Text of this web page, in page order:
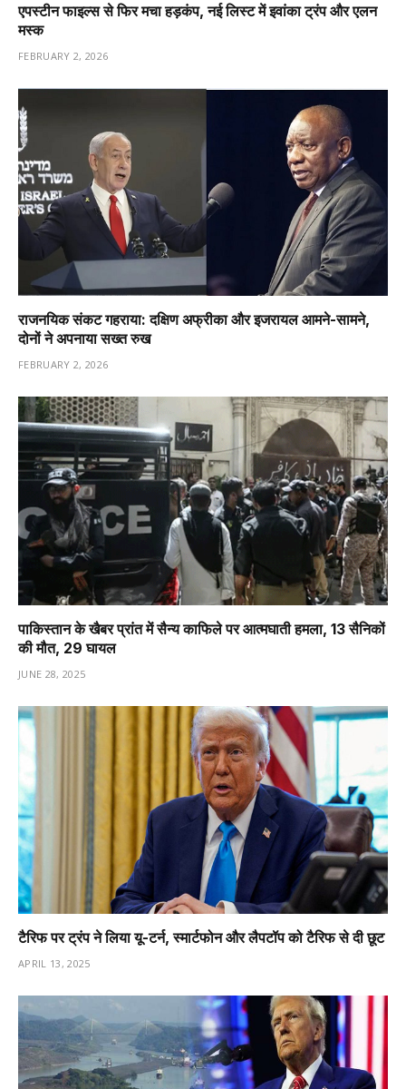
एपस्टीन फाइल्स से फिर मचा हड़कंप, नई लिस्ट में इवांका ट्रंप और एलन
मस्क
FEBRUARY 2, 2026
राजनयिक संकट गहराया: दक्षिण अफ्रीका और इजरायल आमने-सामने,
दोनों ने अपनाया सख्त रुख
FEBRUARY 2, 2026
पाकिस्तान के खैबर प्रांत में सैन्य काफिले पर आत्मघाती हमला, 13 सैनिकों
की मौत, 29 घायल
JUNE 28, 2025
टैरिफ पर ट्रंप ने लिया यू-टर्न, स्मार्टफोन और लैपटॉप को टैरिफ से दी छूट
APRIL 13, 2025